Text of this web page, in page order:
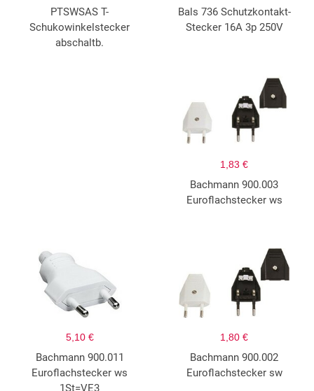
PTSWSAS T-
Schukowinkelstecker
abschaltb.
Bals 736 Schutzkontakt-
Stecker 16A 3p 250V
1,83 €
Bachmann 900.003
Euroflachstecker ws
5,10 €
Bachmann 900.011
Euroflachstecker ws
1St=VE3
1,80 €
Bachmann 900.002
Euroflachstecker sw